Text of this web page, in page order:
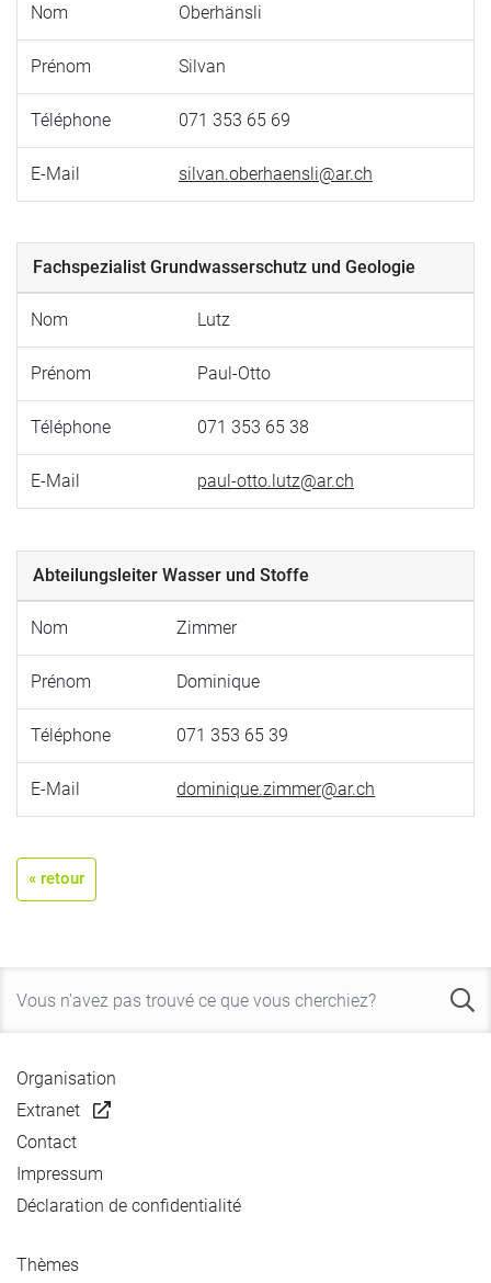
Nom Oberhänsli
Prénom Silvan
Téléphone 071 353 65 69
E-Mail silvan.oberhaensli@ar.ch
Fachspezialist Grundwasserschutz und Geologie
Nom Lutz
Prénom Paul-Otto
Téléphone 071 353 65 38
E-Mail paul-otto.lutz@ar.ch
Abteilungsleiter Wasser und Stoffe
Nom Zimmer
Prénom Dominique
Téléphone 071 353 65 39
E-Mail dominique.zimmer@ar.ch
« retour
Organisation
Extranet
Contact
Impressum
Déclaration de confidentialité
Thèmes